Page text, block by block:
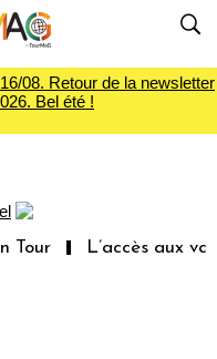
08. Retour de la newsletter
Bel été !
L’accès aux